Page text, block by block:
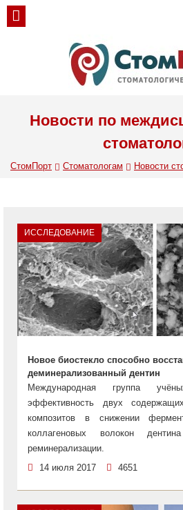
Новости по
СтомПорт Стоматологам Новости
ИССЛЕДОВАНИЕ
Новое биостекло способно
деминерализованный дентин
Международная группа
эффективность двух
композитов в снижении
коллагеновых волокон
реминерализации.
14 июля 2017
4651